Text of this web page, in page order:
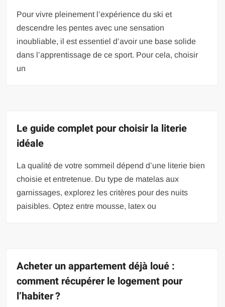
Pour vivre pleinement l’expérience du ski et
descendre les pentes avec une sensation
inoubliable, il est essentiel d’avoir une base solide
dans l’apprentissage de ce sport. Pour cela, choisir
un
Le guide complet pour choisir la literie
idéale
La qualité de votre sommeil dépend d’une literie bien
choisie et entretenue. Du type de matelas aux
garnissages, explorez les critères pour des nuits
paisibles. Optez entre mousse, latex ou
Acheter un appartement déjà loué :
comment récupérer le logement pour
l’habiter ?